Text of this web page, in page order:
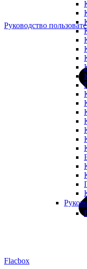
Руководство
Flacbox